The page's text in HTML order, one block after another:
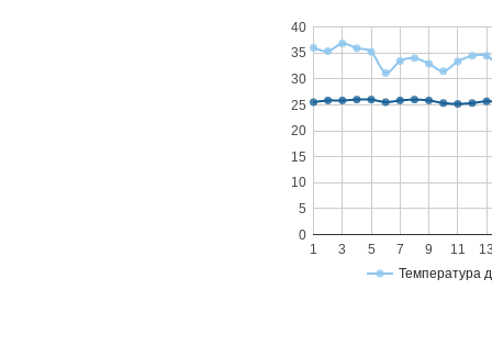
Температура
1 3 5 7 9 11
0
5
10
15
20
25
30
35
40